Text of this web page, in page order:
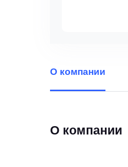
О компании
О компании